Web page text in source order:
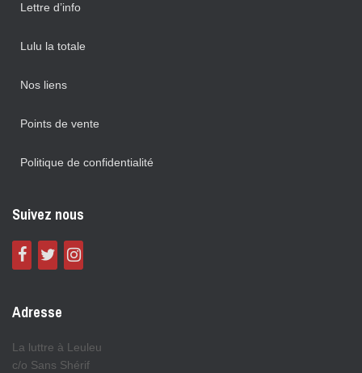
Lettre d’info
Lulu la totale
Nos liens
Points de vente
Politique de confidentialité
Suivez nous
Adresse
La luttre à Leuleu
c/o Sans Shérif